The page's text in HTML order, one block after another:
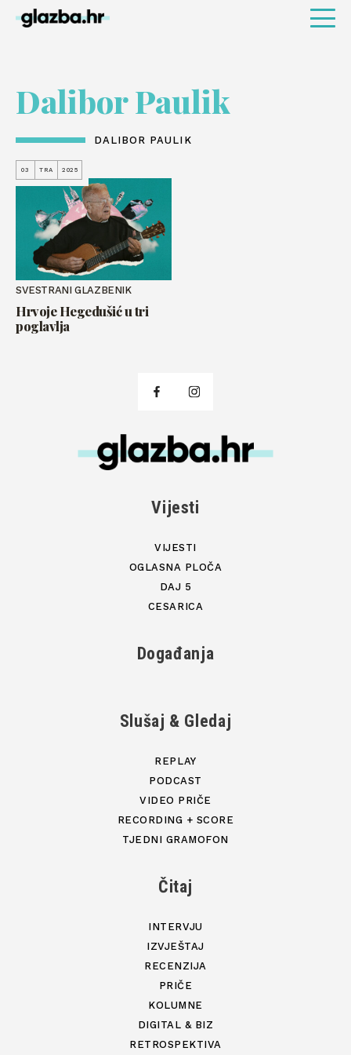
Dalibor Paulik
DALIBOR PAULIK
03 TRA 2025
SVESTRANI GLAZBENIK
Hrvoje Hegedušić u tri
poglavlja
Vijesti
VIJESTI
OGLASNA PLOČA
DAJ 5
CESARICA
Događanja
Slušaj & Gledaj
REPLAY
PODCAST
VIDEO PRIČE
RECORDING + SCORE
TJEDNI GRAMOFON
Čitaj
INTERVJU
IZVJEŠTAJ
RECENZIJA
PRIČE
KOLUMNE
DIGITAL & BIZ
RETROSPEKTIVA